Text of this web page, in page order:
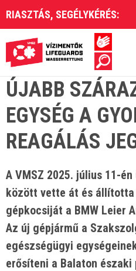
RIASZTÁS, SEGÉLYKÉRÉS:
ÚJABB
EGYSÉG A
REAGÁLÁS
A VMSZ 2025. július 11-
között vette át és
gépkocsiját a BMW Leier
Az új gépjármű a
egészségügyi
erősíteni a Balaton északi